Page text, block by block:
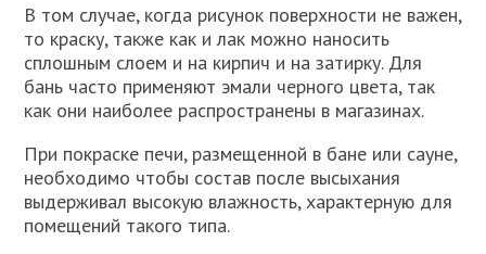
В том случае, когда рисунок поверхности не важен,
то краску, также как и лак можно наносить
сплошным слоем и на кирпич и на затирку. Для
бань часто применяют эмали черного цвета, так
как они наиболее распространены в магазинах.
При покраске печи, размещенной в бане или сауне,
необходимо чтобы состав после высыхания
выдерживал высокую влажность, характерную для
помещений такого типа.